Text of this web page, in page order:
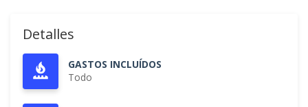
Detalles
GASTOS INCLUÍDOS
Todo